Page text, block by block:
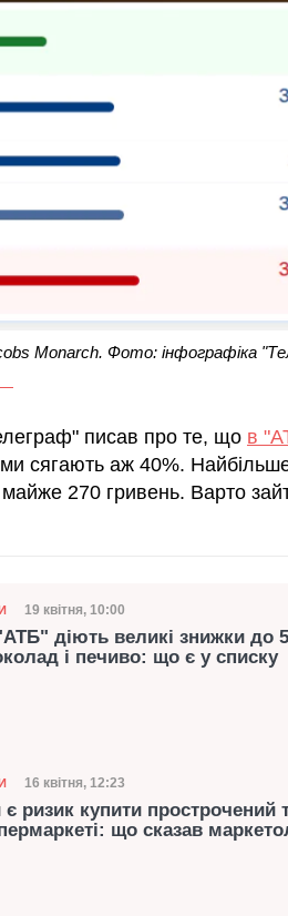
Monarch. Фото: інфографіка
писав про те, що в
сягають аж 40%.
270 гривень. Варто
Дата публікації
19 квітня, 10:00
діють великі знижки до
і печиво: що є у списку
Дата публікації
16 квітня, 12:23
є ризик купити прострочений
що сказав